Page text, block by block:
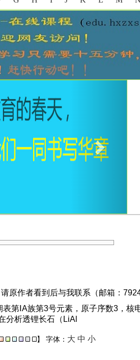
原作者看到后与我联系（邮箱：
第ⅠA族第3号元素，原子序数3，
分析透锂长石（LiAl
】 字体： 大 中 小